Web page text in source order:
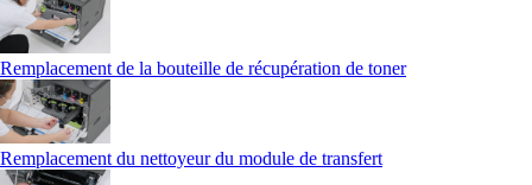
Remplacement de la bouteille de récupération de toner
Remplacement du nettoyeur du module de transfert